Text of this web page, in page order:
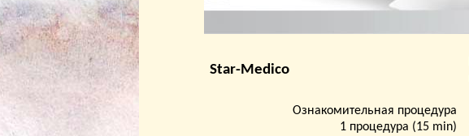
Star-Medico
Ознакомительная процедура
1 процедура (15 min)